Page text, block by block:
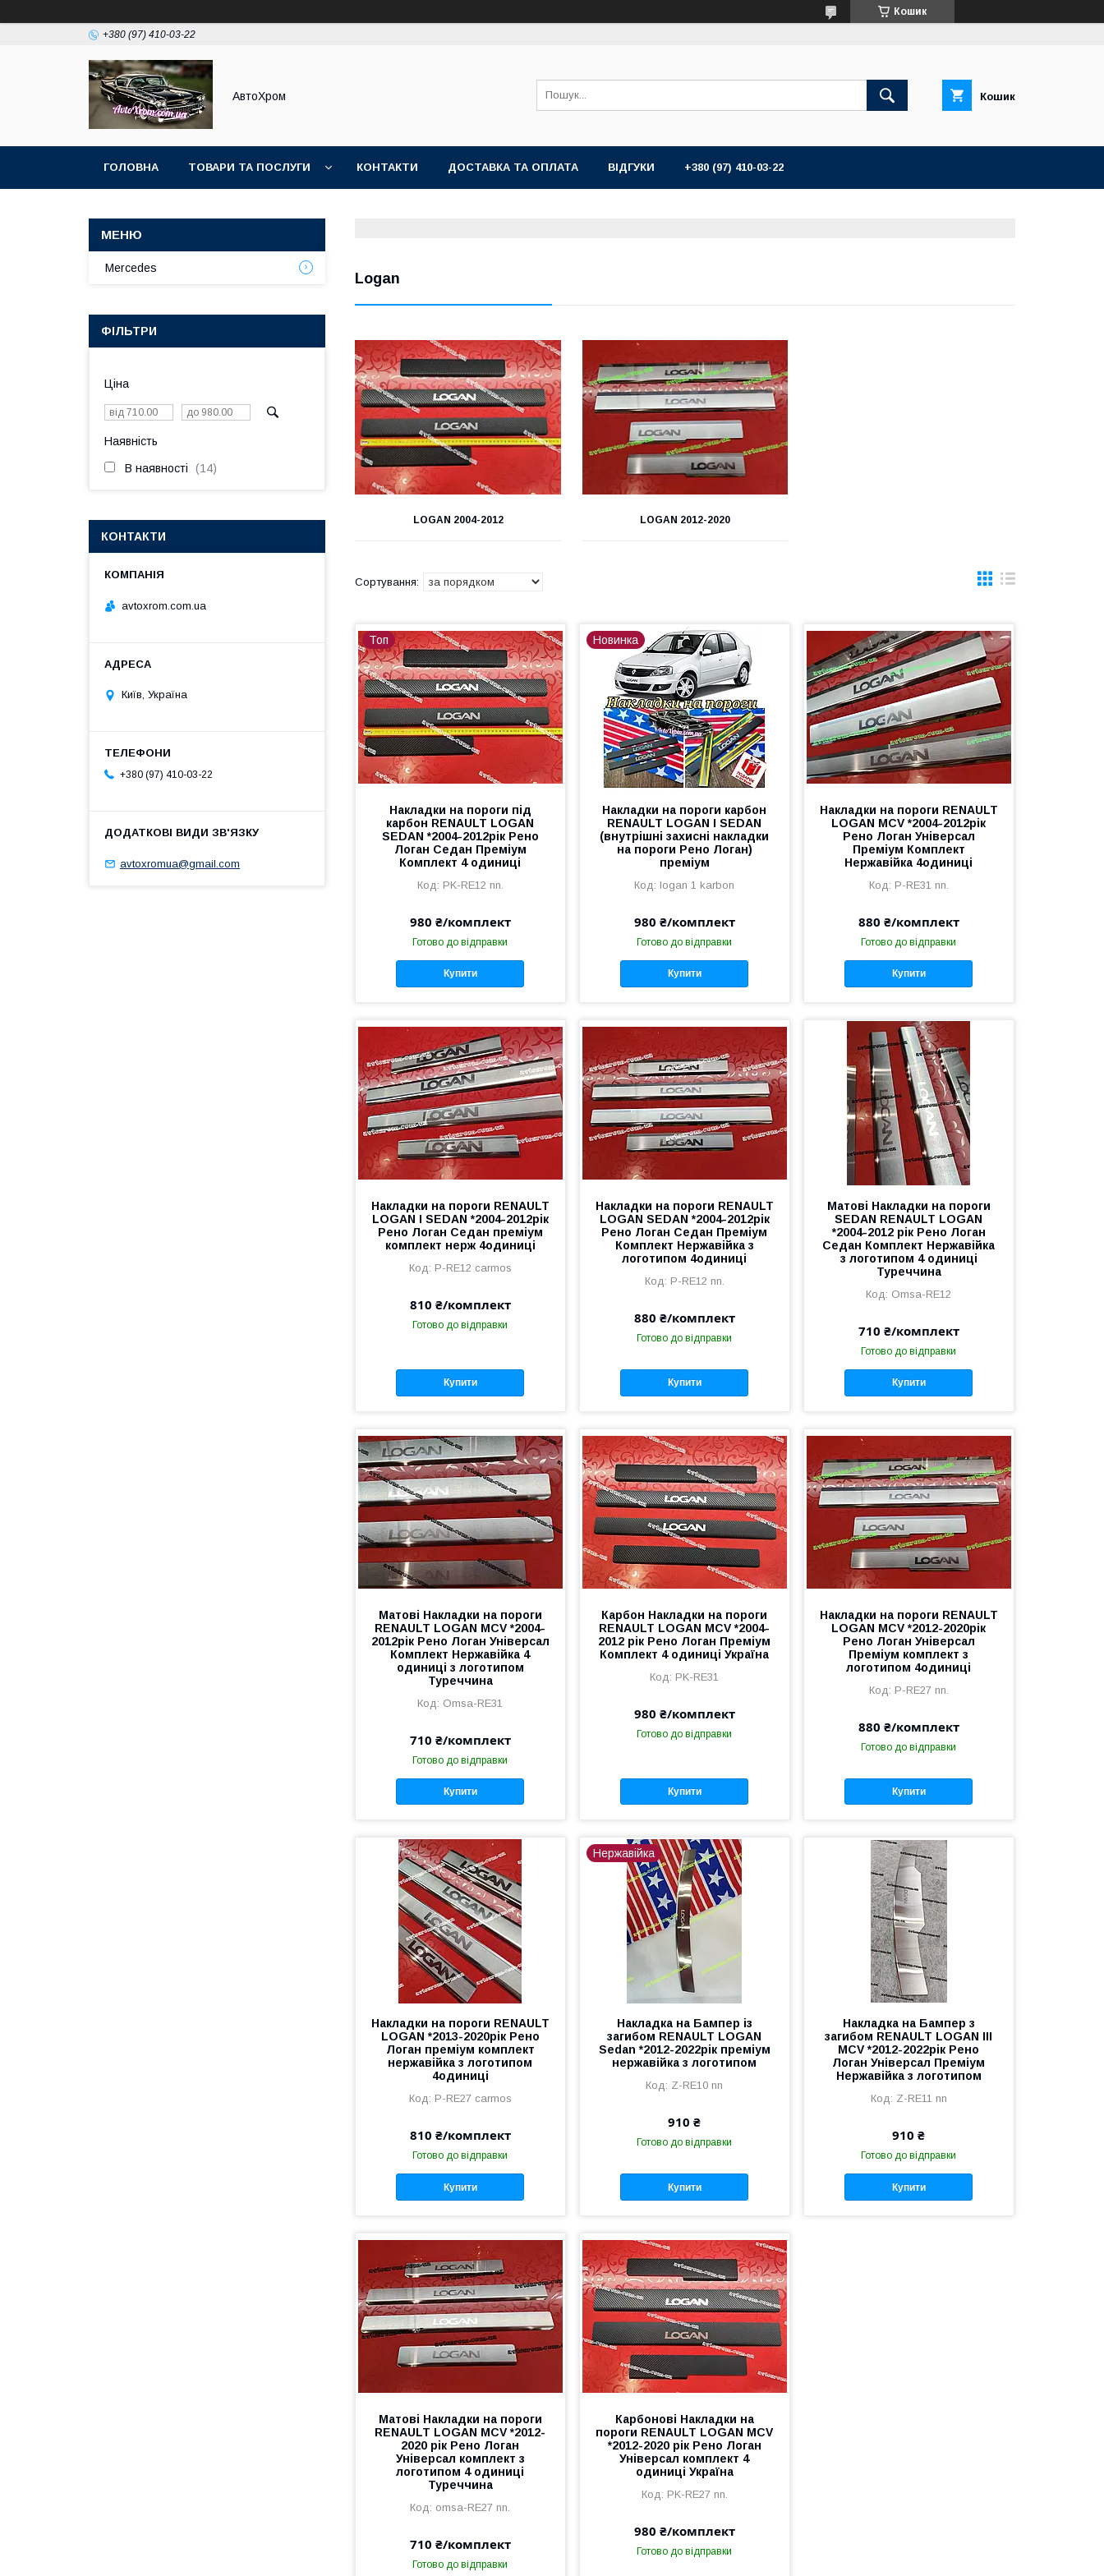
Кошик
+380 (97) 410-03-22
АвтоХром Кошик
ГОЛОВНА ТОВАРИ ТА ПОСЛУГИ КОНТАКТИ ДОСТАВКА ТА ОПЛАТА ВІДГУКИ +380 (97) 410-03-22
Logan
LOGAN 2004-2012 LOGAN 2012-2020
Топ
Накладки на пороги під
карбон RENAULT LOGAN
SEDAN *2004-2012рік Рено
Логан Седан Преміум
Комплект 4 одиниці
PK-RE12 nn.
980 ₴/комплект
Готово до відправки
Купити
Новинка
Накладки на пороги карбон
RENAULT LOGAN I SEDAN
(внутрішні захисні накладки
на пороги Рено Логан)
преміум
logan 1 karbon
980 ₴/комплект
Готово до відправки
Купити
Накладки на пороги RENAULT
LOGAN MCV *2004-2012рік
Рено Логан Універсал
Преміум Комплект
Нержавійка 4одиниці
P-RE31 nn.
880 ₴/комплект
Готово до відправки
Купити
Накладки на пороги RENAULT
LOGAN I SEDAN *2004-2012рік
Рено Логан Седан преміум
комплект нерж 4одиниці
P-RE12 carmos
810 ₴/комплект
Готово до відправки
Купити
Накладки на пороги RENAULT
LOGAN SEDAN *2004-2012рік
Рено Логан Седан Преміум
Комплект Нержавійка з
логотипом 4одиниці
P-RE12 nn.
880 ₴/комплект
Готово до відправки
Купити
Матові Накладки на пороги
SEDAN RENAULT LOGAN
*2004-2012 рік Рено Логан
Седан Комплект Нержавійка
з логотипом 4 одиниці
Туреччина
Omsa-RE12
710 ₴/комплект
Готово до відправки
Купити
Матові Накладки на пороги
RENAULT LOGAN MCV *2004-
2012рік Рено Логан Універсал
Комплект Нержавійка 4
одиниці з логотипом
Туреччина
Omsa-RE31
710 ₴/комплект
Готово до відправки
Купити
Карбон Накладки на пороги
RENAULT LOGAN MCV *2004-
2012 рік Рено Логан Преміум
Комплект 4 одиниці Україна
PK-RE31
980 ₴/комплект
Готово до відправки
Купити
Накладки на пороги RENAULT
LOGAN MCV *2012-2020рік
Рено Логан Універсал
Преміум комплект з
логотипом 4одиниці
P-RE27 nn.
880 ₴/комплект
Готово до відправки
Купити
Накладки на пороги RENAULT
LOGAN *2013-2020рік Рено
Логан преміум комплект
нержавійка з логотипом
4одиниці
P-RE27 carmos
810 ₴/комплект
Готово до відправки
Купити
Нержавійка
Накладка на Бампер із
загибом RENAULT LOGAN
Sedan *2012-2022рік преміум
нержавійка з логотипом
Z-RE10 nn
910 ₴
Готово до відправки
Купити
Накладка на Бампер з
загибом RENAULT LOGAN III
MCV *2012-2022рік Рено
Логан Універсал Преміум
Нержавійка з логотипом
Z-RE11 nn
910 ₴
Готово до відправки
Купити
Матові Накладки на пороги
RENAULT LOGAN MCV *2012-
2020 рік Рено Логан
Універсал комплект з
логотипом 4 одиниці
Туреччина
omsa-RE27 nn.
710 ₴/комплект
Готово до відправки
Карбонові Накладки на
пороги RENAULT LOGAN MCV
*2012-2020 рік Рено Логан
Універсал комплект 4
одиниці Україна
PK-RE27 nn.
980 ₴/комплект
Готово до відправки
Mercedes
ФІЛЬТРИ
Ціна
Наявність
В наявності 14
КОНТАКТИ
avtoxrom.com.ua
Київ, Україна
+380 (97) 410-03-22
avtoxromua@gmail.com